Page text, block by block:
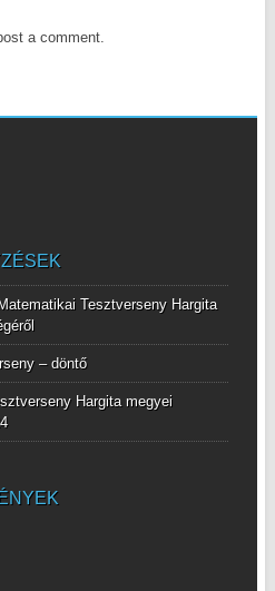
a comment.
Tesztverseny Hargita
– döntő
Hargita megyei